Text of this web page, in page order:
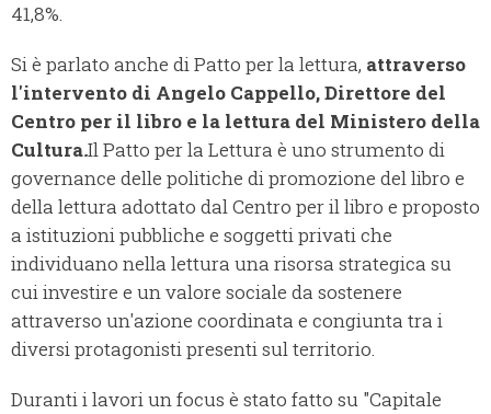
41,8%.
Si è parlato anche di Patto per la lettura, attraverso
l'intervento di Angelo Cappello, Direttore del
Centro per il libro e la lettura del Ministero della
Cultura.Il Patto per la Lettura è uno strumento di
governance delle politiche di promozione del libro e
della lettura adottato dal Centro per il libro e proposto
a istituzioni pubbliche e soggetti privati che
individuano nella lettura una risorsa strategica su
cui investire e un valore sociale da sostenere
attraverso un'azione coordinata e congiunta tra i
diversi protagonisti presenti sul territorio.
Duranti i lavori un focus è stato fatto su "Capitale